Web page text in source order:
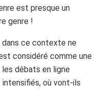
est presque un
genre !
dans ce contexte ne
considéré comme une
débats en ligne
où vont-ils